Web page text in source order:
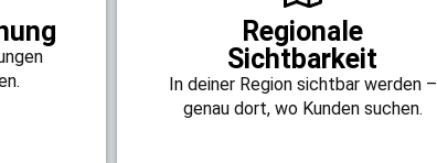
Regionale
Sichtbarkeit
In deiner Region sichtbar werden –
genau dort, wo Kunden suchen.